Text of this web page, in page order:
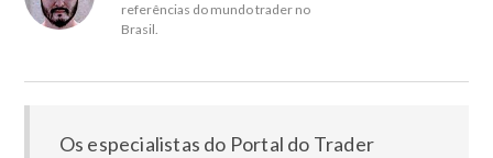
referências do mundo trader no
Brasil.
Os especialistas do Portal do Trader